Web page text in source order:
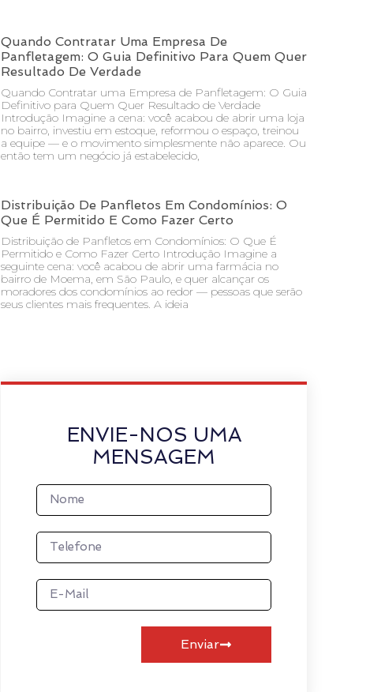
Quando Contratar Uma Empresa De
Panfletagem: O Guia Definitivo Para Quem Quer
Resultado De Verdade
Quando Contratar uma Empresa de Panfletagem: O Guia
Definitivo para Quem Quer Resultado de Verdade
Introdução Imagine a cena: você acabou de abrir uma loja
no bairro, investiu em estoque, reformou o espaço, treinou
a equipe — e o movimento simplesmente não aparece. Ou
então tem um negócio já estabelecido,
Distribuição De Panfletos Em Condomínios: O
Que É Permitido E Como Fazer Certo
Distribuição de Panfletos em Condomínios: O Que É
Permitido e Como Fazer Certo Introdução Imagine a
seguinte cena: você acabou de abrir uma farmácia no
bairro de Moema, em São Paulo, e quer alcançar os
moradores dos condomínios ao redor — pessoas que serão
seus clientes mais frequentes. A ideia
ENVIE-NOS UMA
MENSAGEM
Enviar